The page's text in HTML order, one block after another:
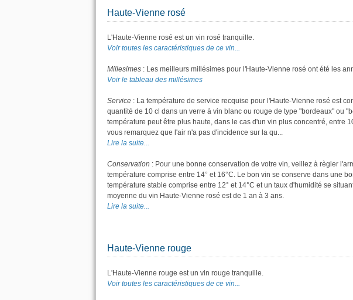
Haute-Vienne rosé
L'Haute-Vienne rosé est un vin rosé tranquille.
Voir toutes les caractéristiques de ce vin...
Millesimes : Les meilleurs millésimes pour l'Haute-Vienne rosé ont été les
Voir le tableau des millésimes
Service : La température de service recquise pour l'Haute-Vienne rosé est
quantité de 10 cl dans un verre à vin blanc ou rouge de type "bordeaux" ou
température peut être plus haute, dans le cas d'un vin plus concentré, entre
vous remarquez que l'air n'a pas d'incidence sur la qu...
Lire la suite...
Conservation : Pour une bonne conservation de votre vin, veillez à règler
température comprise entre 14° et 16°C. Le bon vin se conserve dans une
température stable comprise entre 12° et 14°C et un taux d'humidité se
moyenne du vin Haute-Vienne rosé est de 1 an à 3 ans.
Lire la suite...
Haute-Vienne rouge
L'Haute-Vienne rouge est un vin rouge tranquille.
Voir toutes les caractéristiques de ce vin...